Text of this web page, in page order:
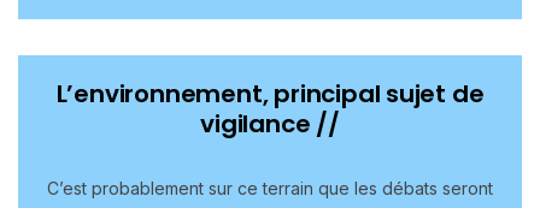
L’environnement, principal sujet de
vigilance //
C’est probablement sur ce terrain que les débats seront